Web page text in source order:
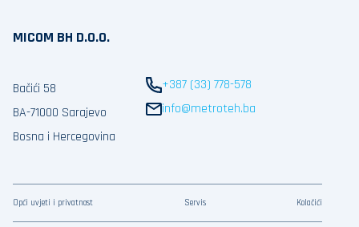
MICOM BH D.O.O.
Bačići 58
BA-71000 Sarajevo
Bosna i Hercegovina
+387 (33) 778-578
info@metroteh.ba
Opći uvjeti i privatnost Servis Kolačići